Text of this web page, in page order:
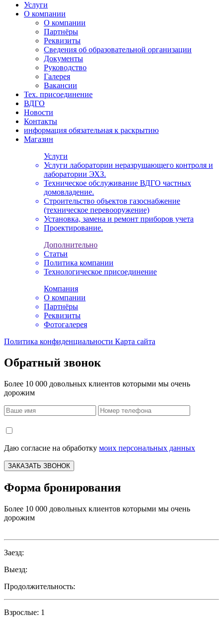
Услуги
О компании
О компании
Партнёры
Реквизиты
Сведения об образовательной организации
Документы
Руководство
Галерея
Вакансии
Тех. присоединение
ВДГО
Новости
Контакты
информация обязательная к раскрытию
Магазин
Услуги
Услуги лаборатории неразрушающего контроля и
лаборатории ЭХЗ.
Техническое обслуживание ВДГО частных
домовладение.
Строительство объектов газоснабжение
(техническое перевооружение)
Установка, замена и ремонт приборов учета
Проектирование.
Дополнительно
Статьи
Политика компании
Технологическое присоединение
Компания
О компании
Партнёры
Реквизиты
Фотогалерея
Политика конфиденциальности Карта сайта
Обратный звонок
Более 10 000 довольных клиентов которыми мы очень
дорожим
Даю согласие на обработку моих персональных данных
ЗАКАЗАТЬ ЗВОНОК
Форма бронирования
Более 10 000 довольных клиентов которыми мы очень
дорожим
Заезд:
Выезд:
Продолжительность:
Взрослые: 1